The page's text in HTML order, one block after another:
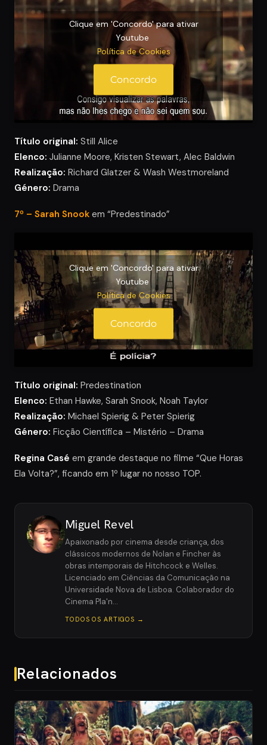
Clique em 'Concordo' para ativar
Youtube
Política de Cookies
Concordo
Título original: Still Alice
Elenco: Julianne Moore, Kristen Stewart, Alec Baldwin
Realização: Richard Glatzer & Wash Westmoreland
Género: Drama
7º – Sarah Snook em “Predestinado”
Clique em 'Concordo' para ativar
Youtube
Política de Cookies
Concordo
Título original: Predestination
Elenco: Ethan Hawke, Sarah Snook, Noah Taylor
Realização: Michael Spierig & Peter Spierig
Género: Ficção Científica – Mistério – Drama
Regina Casé em grande destaque no filme “Que Horas
Ela Volta?”, ficando em 1º lugar no nosso TOP.
Miguel Revel
Apaixonado por cinema desde criança, dos
clássicos modernos de Nolan e Fincher às
obras intemporais de Hitchcock e Welles.
Licenciado em Ciências da Comunicação na
Universidade Nova de Lisboa. Colaborador do
Cinema Pla'n…
TODOS OS ARTIGOS →
Relacionados